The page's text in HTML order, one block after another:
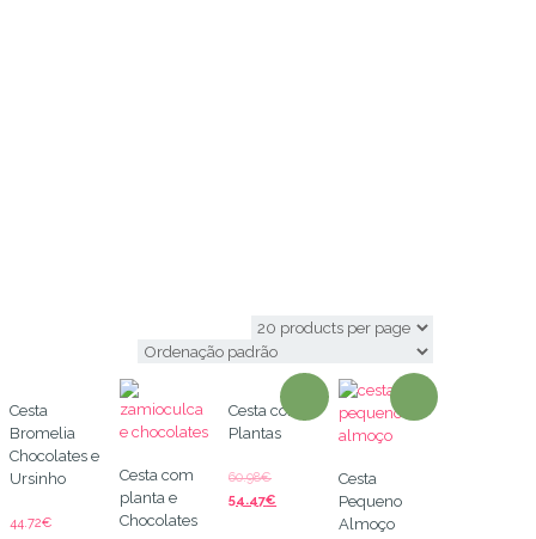
Cesta
Bromelia
Chocolates e
Ursinho
44.72€
Cesta com
planta e
Chocolates
Cesta com
Plantas
60.98€
54.47€
Cesta
Pequeno
Almoço